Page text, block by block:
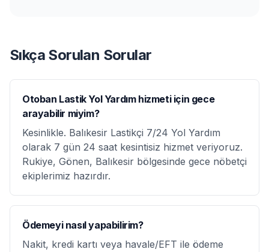
Sıkça Sorulan Sorular
Otoban Lastik Yol Yardım hizmeti için gece
arayabilir miyim?
Kesinlikle. Balıkesir Lastikçi 7/24 Yol Yardım
olarak 7 gün 24 saat kesintisiz hizmet veriyoruz.
Rukiye, Gönen, Balıkesir bölgesinde gece nöbetçi
ekiplerimiz hazırdır.
Ödemeyi nasıl yapabilirim?
Nakit, kredi kartı veya havale/EFT ile ödeme